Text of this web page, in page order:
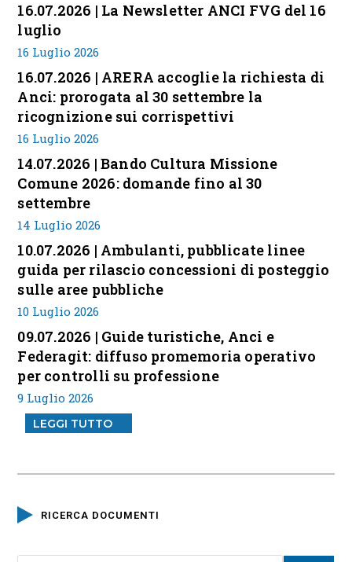
16.07.2026 | La Newsletter ANCI FVG del 16
luglio
16 Luglio 2026
16.07.2026 | ARERA accoglie la richiesta di
Anci: prorogata al 30 settembre la
ricognizione sui corrispettivi
16 Luglio 2026
14.07.2026 | Bando Cultura Missione
Comune 2026: domande fino al 30
settembre
14 Luglio 2026
10.07.2026 | Ambulanti, pubblicate linee
guida per rilascio concessioni di posteggio
sulle aree pubbliche
10 Luglio 2026
09.07.2026 | Guide turistiche, Anci e
Federagit: diffuso promemoria operativo
per controlli su professione
9 Luglio 2026
LEGGI TUTTO
RICERCA DOCUMENTI